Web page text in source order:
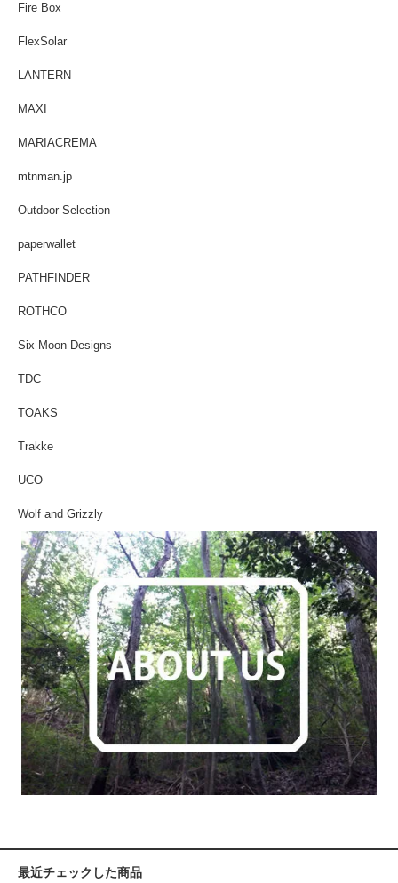
Fire Box
FlexSolar
LANTERN
MAXI
MARIACREMA
mtnman.jp
Outdoor Selection
paperwallet
PATHFINDER
ROTHCO
Six Moon Designs
TDC
TOAKS
Trakke
UCO
Wolf and Grizzly
最近チェックした商品